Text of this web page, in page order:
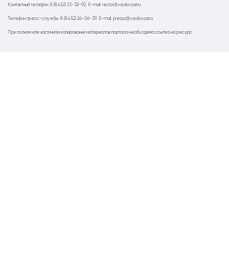
Контактный телефон: 8 (8452) 23-32-92. E-mail: rector@vavilovsar.ru
Телефон пресс-службы: 8 (8452) 26-06-39. E-mail: pressa@vavilovsar.ru
При полном или частичном копировании материалов портала необходима ссылка на ресурс.